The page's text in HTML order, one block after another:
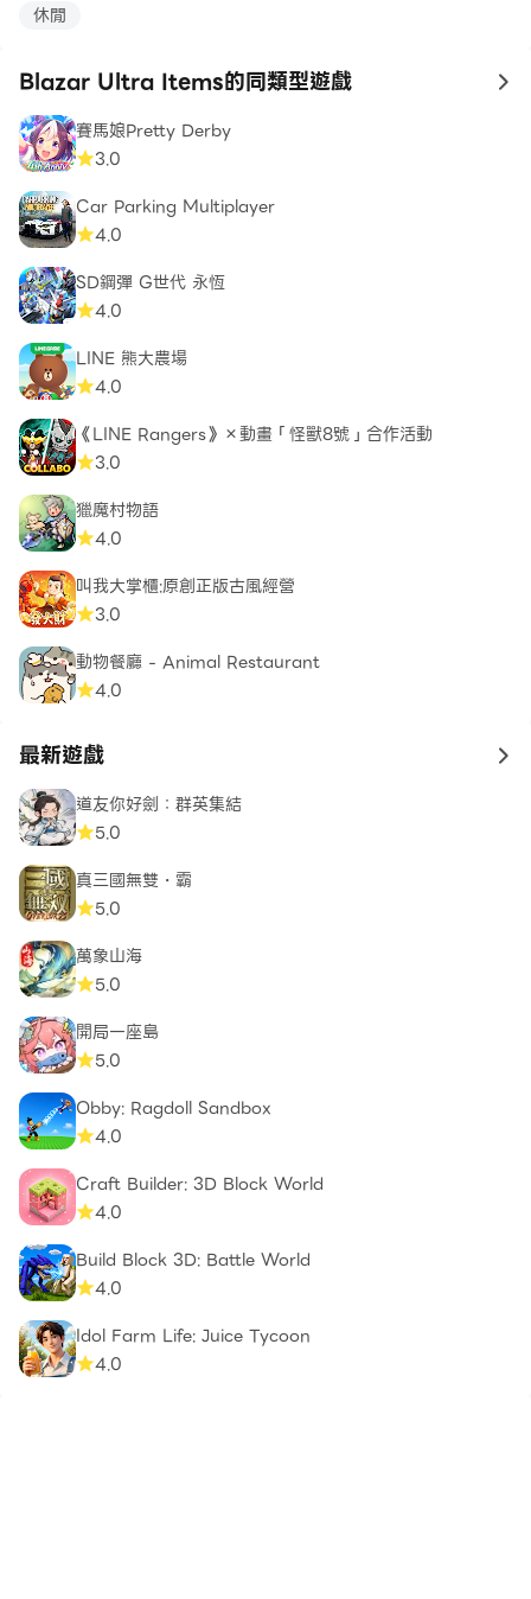
休閒
Blazar Ultra Items的同類型遊戲 to
賽馬娘Pretty Derby
3.0
Car Parking Multiplayer
4.0
SD鋼彈 G世代 永恆
4.0
LINE 熊大農場
4.0
《LINE Rangers》×動畫「怪獸8號」合作活動
3.0
獵魔村物語
4.0
叫我大掌櫃:原創正版古風經營
3.0
動物餐廳 - Animal Restaurant
4.0
最新遊戲 to
道友你好劍：群英集結
5.0
真三國無雙・霸
5.0
萬象山海
5.0
開局一座島
5.0
Obby: Ragdoll Sandbox
4.0
Craft Builder: 3D Block World
4.0
Build Block 3D: Battle World
4.0
Idol Farm Life: Juice Tycoon
4.0